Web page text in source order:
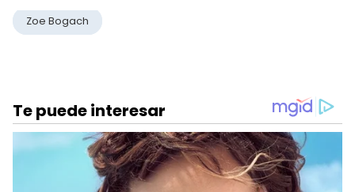
Zoe Bogach